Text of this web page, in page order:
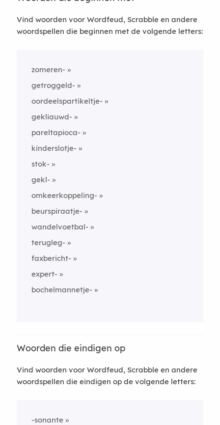
Vind woorden voor Wordfeud, Scrabble en andere
woordspellen die beginnen met de volgende letters:
zomeren-
getroggeld-
oordeelspartikeltje-
gekliauwd-
pareltapioca-
kinderslotje-
stok-
gekl-
omkeerkoppeling-
beurspiraatje-
wandelvoetbal-
terugleg-
faxbericht-
expert-
bochelmannetje-
Woorden die eindigen op
Vind woorden voor Wordfeud, Scrabble en andere
woordspellen die eindigen op de volgende letters:
-sonante